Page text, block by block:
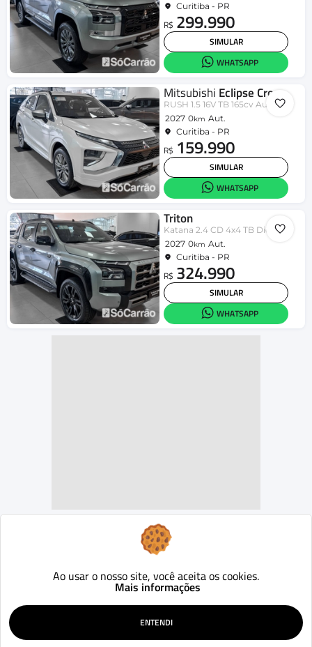
Curitiba - PR
R$ 299.990
SIMULAR
WHATSAPP
Mitsubishi Eclipse Cross
RUSH 1.5 16V TB 165cv Aut.
2027 0km Aut.
Curitiba - PR
R$ 159.990
SIMULAR
WHATSAPP
Triton
Katana 2.4 CD 4x4 TB Diesel Aut.
2027 0km Aut.
Curitiba - PR
R$ 324.990
SIMULAR
WHATSAPP
Mitsubishi
2027
R$ 334.990
Ao usar o nosso site, você aceita os cookies.
Mais informações
ENTENDI